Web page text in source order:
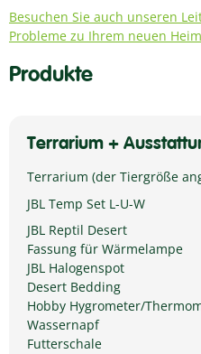
Besuchen Sie auch unseren
Probleme zu Ihrem neuen
Produkte
Terrarium +
Terrarium (der Tiergröße
JBL Temp Set L-U-W
JBL Reptil Desert
Fassung für Wärmelampe
JBL Halogenspot
Desert Bedding
Hobby Hygrometer/
Wassernapf
Futterschale